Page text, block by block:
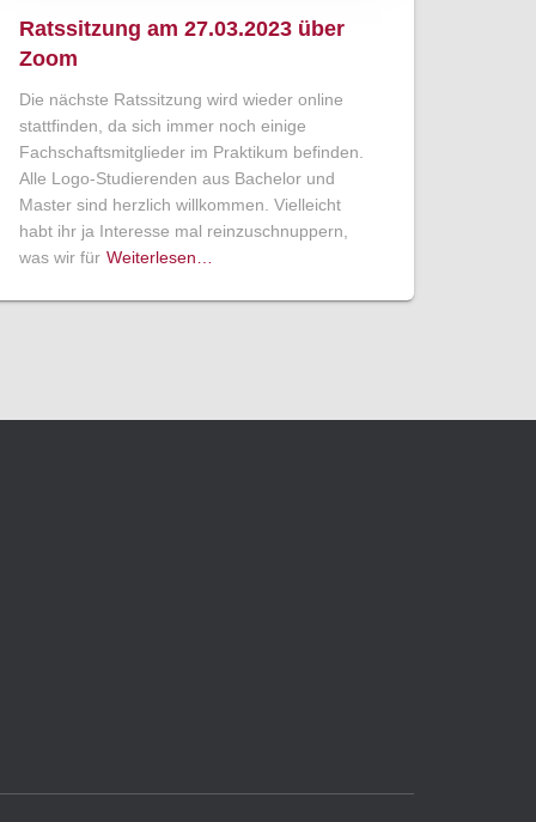
Ratssitzung am 27.03.2023 über
Zoom
Die nächste Ratssitzung wird wieder online
stattfinden, da sich immer noch einige
Fachschaftsmitglieder im Praktikum befinden.
Alle Logo-Studierenden aus Bachelor und
Master sind herzlich willkommen. Vielleicht
habt ihr ja Interesse mal reinzuschnuppern,
was wir für Weiterlesen…